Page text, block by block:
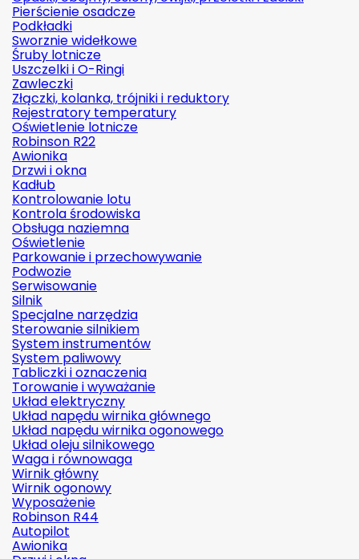
Pierścienie osadcze
Podkładki
Sworznie widełkowe
Śruby lotnicze
Uszczelki i O-Ringi
Zawleczki
Złączki, kolanka, trójniki i reduktory
Rejestratory temperatury
Oświetlenie lotnicze
Robinson R22
Awionika
Drzwi i okna
Kadłub
Kontrolowanie lotu
Kontrola środowiska
Obsługa naziemna
Oświetlenie
Parkowanie i przechowywanie
Podwozie
Serwisowanie
Silnik
Specjalne narzędzia
Sterowanie silnikiem
System instrumentów
System paliwowy
Tabliczki i oznaczenia
Torowanie i wyważanie
Układ elektryczny
Układ napędu wirnika głównego
Układ napędu wirnika ogonowego
Układ oleju silnikowego
Waga i równowaga
Wirnik główny
Wirnik ogonowy
Wyposażenie
Robinson R44
Autopilot
Awionika